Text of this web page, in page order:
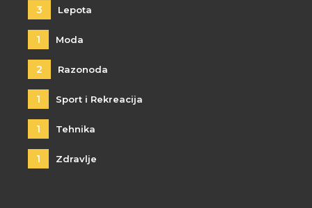
3 Lepota
1 Moda
2 Razonoda
1 Sport i Rekreacija
1 Tehnika
1 Zdravlje